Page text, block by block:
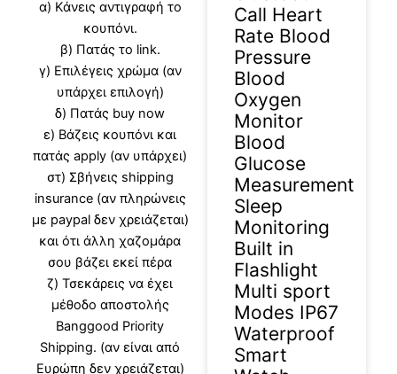
α) Κάνεις αντιγραφή το
κουπόνι.
β) Πατάς το link.
γ) Επιλέγεις χρώμα (αν
υπάρχει επιλογή)
δ) Πατάς buy now
ε) Βάζεις κουπόνι και
πατάς apply (αν υπάρχει)
στ) Σβήνεις shipping
insurance (αν πληρώνεις
με paypal δεν χρειάζεται)
και ότι άλλη χαζομάρα
σου βάζει εκεί πέρα
ζ) Τσεκάρεις να έχει
μέθοδο αποστολής
Banggood Priority
Shipping. (αν είναι από
Ευρώπη δεν χρειάζεται)
Call Heart
Rate Blood
Pressure
Blood
Oxygen
Monitor
Blood
Glucose
Measurement
Sleep
Monitoring
Built in
Flashlight
Multi sport
Modes IP67
Waterproof
Smart